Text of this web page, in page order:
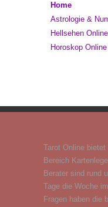
Home
Astrologie &
Hellsehen Online
Horoskop Online
Tarot Online
Bereich
Berater sind rund
Tage die Woche
Fragen haben die